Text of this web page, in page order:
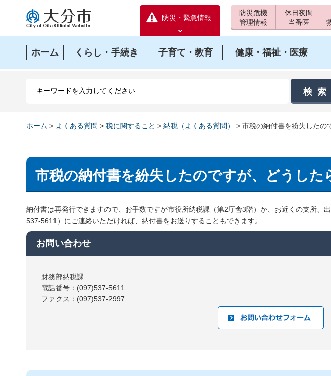
大分市
防災・緊急情報
防災緊急情報を開く
防災危機
管理情報
休日夜間
当番医
ホーム くらし・手続き 子育て・教育 健康・福祉・医療
ホーム > よくある質問 > 税に関すること > 納税（よくある質問） > 市税の納付書を紛失したの
市税の納付書を紛失したのですが、どうした
納付書は再発行できますので、お手数ですが市役所納税課（第2庁舎3階）か、お近くの支所、
537-5611）にご連絡いただければ、納付書をお送りすることもできます。
お問い合わせ
財務部納税課
電話番号：(097)537-5611
ファクス：(097)537-2997